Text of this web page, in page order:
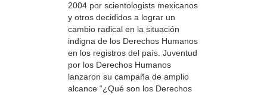
2004 por scientologists mexicanos
y otros decididos a lograr un
cambio radical en la situación
indigna de los Derechos Humanos
en los registros del país. Juventud
por los Derechos Humanos
lanzaron su campaña de amplio
alcance “¿Qué son los Derechos